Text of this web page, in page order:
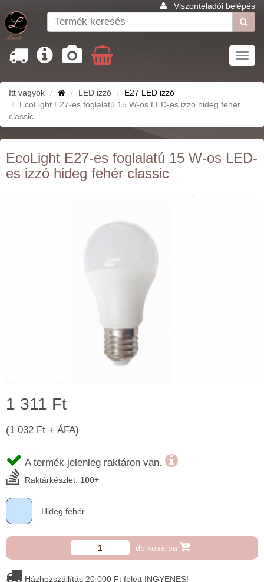
Viszonteladói belépés
Itt vagyok LED izzó
E27 LED izzó
EcoLight E27-es foglalatú 15 W-os LED-es izzó hideg fehér
classic
EcoLight E27-es foglalatú 15 W-os LED-
es izzó hideg fehér classic
1 311 Ft
(1 032 Ft + ÁFA)
A termék jelenleg raktáron van.
Raktárkészlet: 100+
Hideg fehér
db kosárba
Házhozszállítás 20 000 Ft felett INGYENES!